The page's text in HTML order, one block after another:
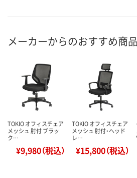
メーカーからのおすすめ商品
TOKIO オフィスチェア
メッシュ 肘付 ブラッ
ク…
¥9,980（税込）
TOKIO オフィスチェア
メッシュ 肘付・ヘッド
レ…
¥15,800（税込）